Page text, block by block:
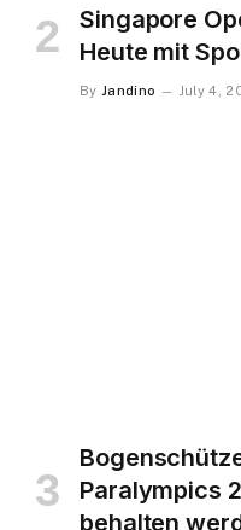
Singapore
Heute mit
By Jandino July 4,
Paralympics
behalten